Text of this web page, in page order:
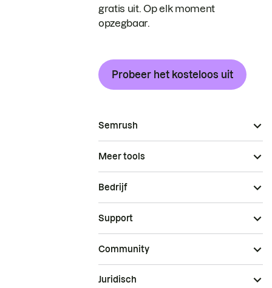
gratis uit. Op elk moment
opzegbaar.
Probeer het kosteloos uit
Semrush
Meer tools
Bedrijf
Support
Community
Juridisch